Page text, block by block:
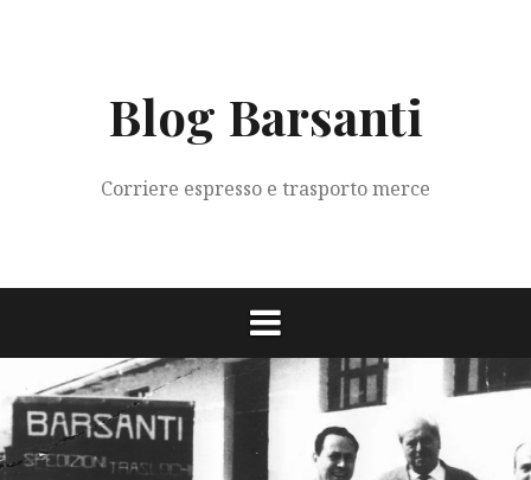
Blog Barsanti
Corriere espresso e trasporto merce